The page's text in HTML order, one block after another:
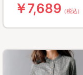
￥7,689 （税込）